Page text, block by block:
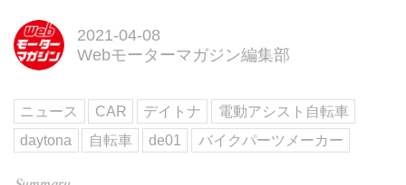
2021-04-08
Webモーターマガジン編集部
ニュース CAR デイトナ
電動アシスト自転車
daytona
自転車 de01 バイクパーツメーカー